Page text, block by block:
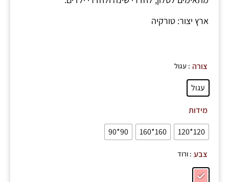
ארץ יצור: טורקיה
צורה : עגול
עגול
מידות
120*120
160*160
90*90
צבע : ורוד